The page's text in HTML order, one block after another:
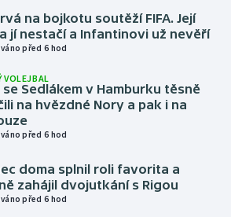
na bojkotu soutěží FIFA. Její
jí nestačí a Infantinovi už nevěří
před 6 hod
VOLEJBAL
se Sedlákem v Hamburku těsně
na hvězdné Nory a pak i na
před 6 hod
doma splnil roli favorita a
zahájil dvojutkání s Rigou
před 6 hod